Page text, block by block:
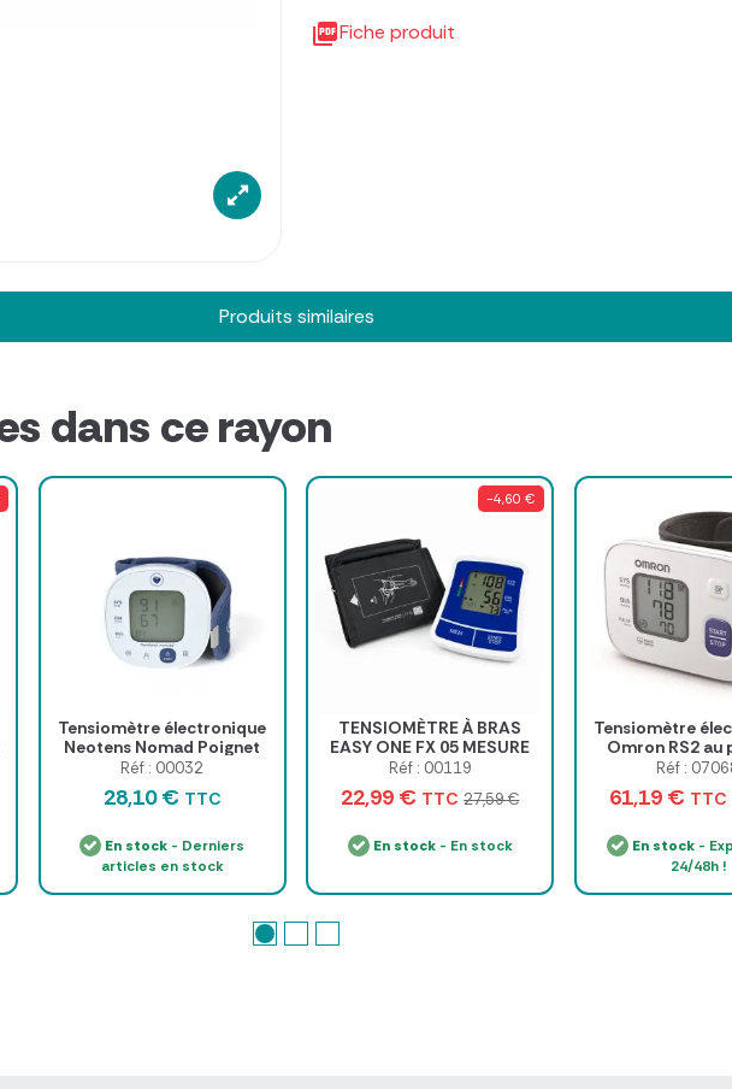
Fiche produit
Produits similaires
dans ce rayon
Tensiomètre électronique
Neotens Nomad Poignet
Réf : 00032
28,10 € TTC
En stock - Derniers
articles en stock
-4,60 €
TENSIOMÈTRE À BRAS
EASY ONE FX 05 MESURE
AUTOMATIQUE MEDICAL -
unité
Réf : 00119
22,99 € TTC 27,59 €
En stock- En stock
Tensiomètre
Omron RS2 au
Réf :
61,19 € TTC
En stock -
24/48h !